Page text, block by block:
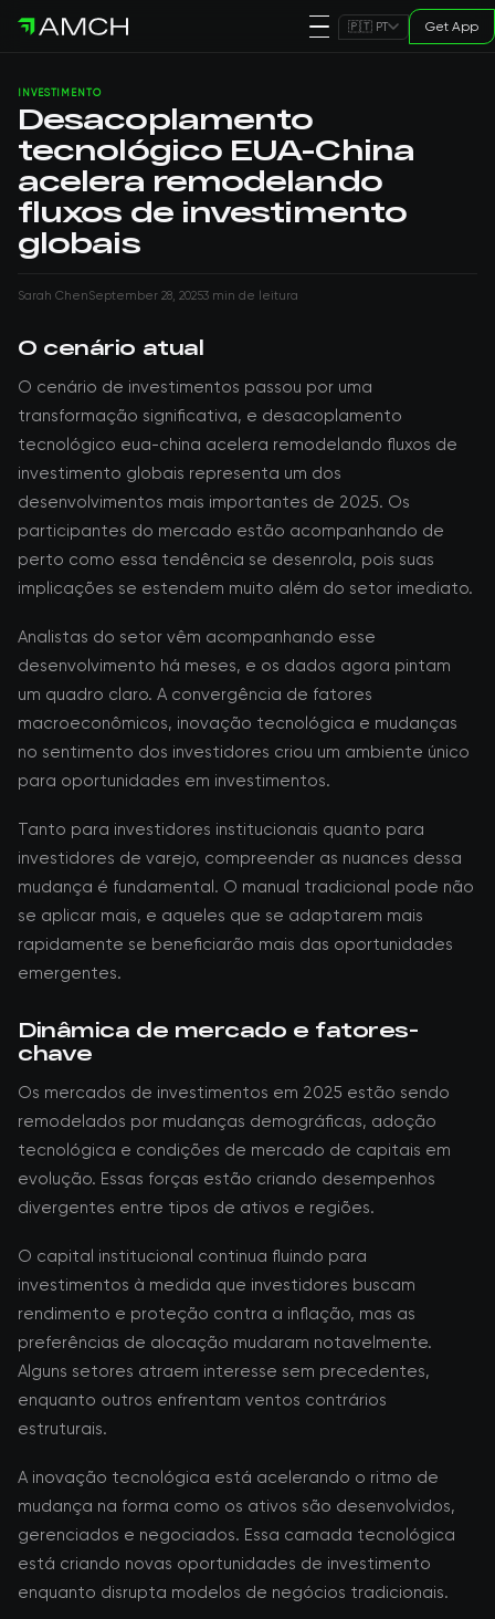
🇵🇹 PT Get App
INVESTIMENTO
Desacoplamento
tecnológico EUA-China
acelera remodelando
fluxos de investimento
globais
Sarah ChenSeptember 28, 20253 min de leitura
O cenário atual
O cenário de investimentos passou por uma
transformação significativa, e desacoplamento
tecnológico eua-china acelera remodelando fluxos de
investimento globais representa um dos
desenvolvimentos mais importantes de 2025. Os
participantes do mercado estão acompanhando de
perto como essa tendência se desenrola, pois suas
implicações se estendem muito além do setor imediato.
Analistas do setor vêm acompanhando esse
desenvolvimento há meses, e os dados agora pintam
um quadro claro. A convergência de fatores
macroeconômicos, inovação tecnológica e mudanças
no sentimento dos investidores criou um ambiente único
para oportunidades em investimentos.
Tanto para investidores institucionais quanto para
investidores de varejo, compreender as nuances dessa
mudança é fundamental. O manual tradicional pode não
se aplicar mais, e aqueles que se adaptarem mais
rapidamente se beneficiarão mais das oportunidades
emergentes.
Dinâmica de mercado e fatores-
chave
Os mercados de investimentos em 2025 estão sendo
remodelados por mudanças demográficas, adoção
tecnológica e condições de mercado de capitais em
evolução. Essas forças estão criando desempenhos
divergentes entre tipos de ativos e regiões.
O capital institucional continua fluindo para
investimentos à medida que investidores buscam
rendimento e proteção contra a inflação, mas as
preferências de alocação mudaram notavelmente.
Alguns setores atraem interesse sem precedentes,
enquanto outros enfrentam ventos contrários
estruturais.
A inovação tecnológica está acelerando o ritmo de
mudança na forma como os ativos são desenvolvidos,
gerenciados e negociados. Essa camada tecnológica
está criando novas oportunidades de investimento
enquanto disrupta modelos de negócios tradicionais.